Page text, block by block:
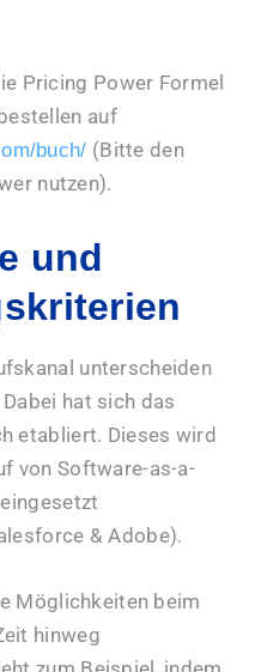
Pricing Power Formel
auf
buch/ (Bitte den
nutzen).
und
unterscheiden
hat sich das
etabliert. Dieses wird
von Software-as-a-
& Adobe).
Möglichkeiten beim
hinweg